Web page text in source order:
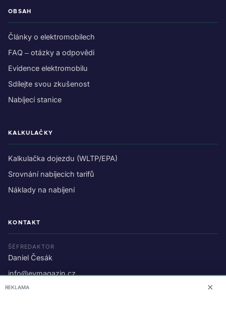
OBSAH
Články o elektromobilech
FAQ – otázky a odpovědi
Evidence elektromobilu
Sdílejte svou zkušenost
Nabíjecí stanice
KALKULAČKY
Kalkulačka dojezdu (WLTP/EPA)
Srovnání nabíjecích tarifů
Náklady na nabíjení
KONTAKT
ŠÉFREDAKTOR
Daniel Česák
info@evmagazin.cz
O nás
REKLAMA ✕